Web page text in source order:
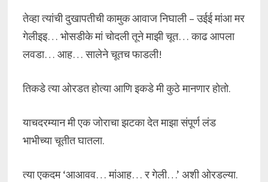
तेव्हा त्यांची दुखापतीची कामुक आवाज निघाली – उईई मांआ मर
गेलीइइ… भोसडीके मां चोदली तूने माझी चूत… काढ आपला
लवडा… आह… सालेने चूतच फाडली!
तिकडे त्या ओरडत होत्या आणि इकडे मी कुठे मानणार होतो.
याचदरम्यान मी एक जोराचा झटका देत माझा संपूर्ण लंड
भाभीच्या चूतीत घातला.
त्या एकदम ‘आआवव… मांआह… र गेली…’ अशी ओरडल्या.